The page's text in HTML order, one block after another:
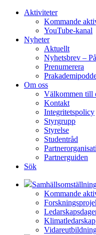
Aktiviteter
Kommande
YouTube-kanal
Nyheter
Aktuellt
Nyhetsbrev –
Prenumerera
Om oss
Välkommen till
Kontakt
Integritetspolicy
Styrgrupp
Styrelse
Studentråd
Partnerguiden
Sök
Kommande
Klimatledarskap